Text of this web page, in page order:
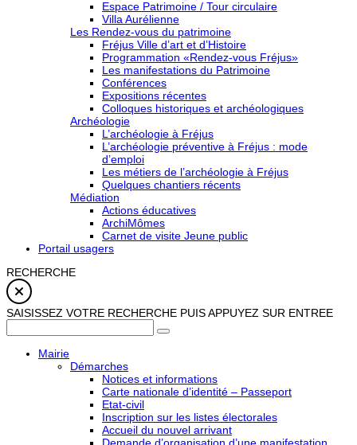
Espace Patrimoine / Tour circulaire
Villa Aurélienne
Les Rendez-vous du patrimoine
Fréjus Ville d’art et d’Histoire
Programmation «Rendez-vous Fréjus»
Les manifestations du Patrimoine
Conférences
Expositions récentes
Colloques historiques et archéologiques
Archéologie
L’archéologie à Fréjus
L’archéologie préventive à Fréjus : mode
d’emploi
Les métiers de l’archéologie à Fréjus
Quelques chantiers récents
Médiation
Actions éducatives
ArchiMômes
Carnet de visite Jeune public
Portail usagers
RECHERCHE
SAISISSEZ VOTRE RECHERCHE PUIS APPUYEZ SUR ENTREE
Mairie
Démarches
Notices et informations
Carte nationale d’identité – Passeport
Etat-civil
Inscription sur les listes électorales
Accueil du nouvel arrivant